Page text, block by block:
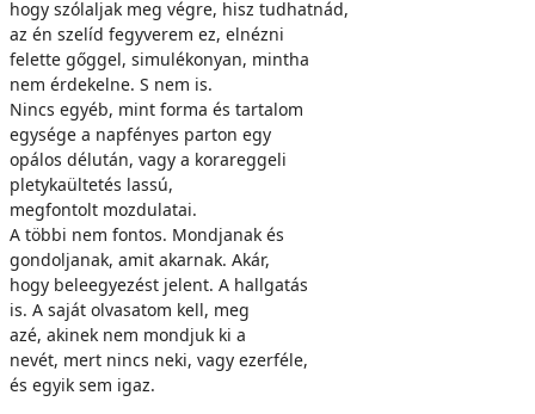
hogy szólaljak meg végre, hisz tudhatnád,
az én szelíd fegyverem ez, elnézni
felette gőggel, simulékonyan, mintha
nem érdekelne. S nem is.
Nincs egyéb, mint forma és tartalom
egysége a napfényes parton egy
opálos délután, vagy a korareggeli
pletykaültetés lassú,
megfontolt mozdulatai.
A többi nem fontos. Mondjanak és
gondoljanak, amit akarnak. Akár,
hogy beleegyezést jelent. A hallgatás
is. A saját olvasatom kell, meg
azé, akinek nem mondjuk ki a
nevét, mert nincs neki, vagy ezerféle,
és egyik sem igaz.